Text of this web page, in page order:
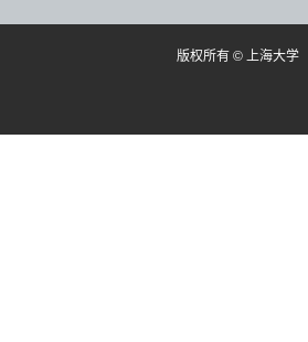
版权所有 © 上海大学